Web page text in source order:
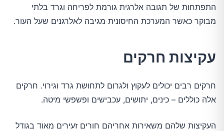
התפתחות של תגובה אלרגית גורמת לפריחה וגרד בלתי
מבוקר כאשר המערכת החיסונית מגיבה לאלרגנים שעל העור.
עקיצות חרקים
חרקים רבים יכולים לעקוץ ולגרום לתחושת גרד וגירוי. חרקים
אלה כוללים – כינים, יתושים, עכבישים ופשפשי מיטה.
העקיצות שלהם משאירות אחריהם חורים זעירים מאוד בגודל